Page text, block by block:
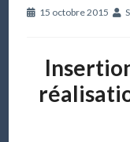
15 octobre 2015